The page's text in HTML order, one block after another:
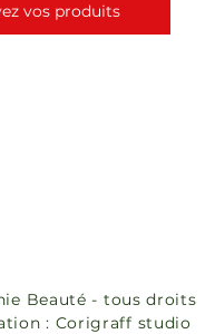
vos produits
Beauté - tous droits
: Corigraff studio